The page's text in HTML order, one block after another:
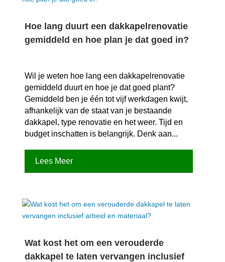
Hoe lang duurt een dakkapelrenovatie
gemiddeld en hoe plan je dat goed in?
Wil je weten hoe lang een dakkapelrenovatie
gemiddeld duurt en hoe je dat goed plant?
Gemiddeld ben je één tot vijf werkdagen kwijt,
afhankelijk van de staat van je bestaande
dakkapel, type renovatie en het weer.​ Tijd en
budget inschatten is belangrijk.​ Denk aan...
Lees Meer
Wat kost het om een verouderde
dakkapel te laten vervangen inclusief